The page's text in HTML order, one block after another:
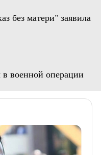
без матери" заявила
военной операции